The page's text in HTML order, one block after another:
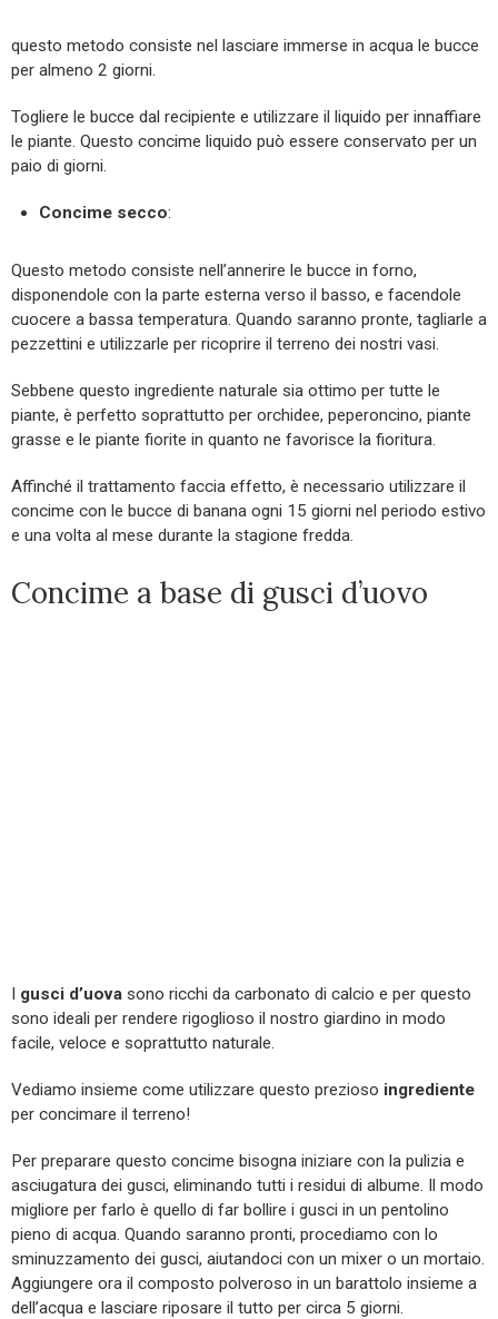
questo metodo consiste nel lasciare immerse in acqua le bucce
per almeno 2 giorni.
Togliere le bucce dal recipiente e utilizzare il liquido per innaffiare
le piante. Questo concime liquido può essere conservato per un
paio di giorni.
Concime secco:
Questo metodo consiste nell’annerire le bucce in forno,
disponendole con la parte esterna verso il basso, e facendole
cuocere a bassa temperatura. Quando saranno pronte, tagliarle a
pezzettini e utilizzarle per ricoprire il terreno dei nostri vasi.
Sebbene questo ingrediente naturale sia ottimo per tutte le
piante, è perfetto soprattutto per orchidee, peperoncino, piante
grasse e le piante fiorite in quanto ne favorisce la fioritura.
Affinché il trattamento faccia effetto, è necessario utilizzare il
concime con le bucce di banana ogni 15 giorni nel periodo estivo
e una volta al mese durante la stagione fredda.
Concime a base di gusci d’uovo
I gusci d’uova sono ricchi da carbonato di calcio e per questo
sono ideali per rendere rigoglioso il nostro giardino in modo
facile, veloce e soprattutto naturale.
Vediamo insieme come utilizzare questo prezioso ingrediente
per concimare il terreno!
Per preparare questo concime bisogna iniziare con la pulizia e
asciugatura dei gusci, eliminando tutti i residui di albume. Il modo
migliore per farlo è quello di far bollire i gusci in un pentolino
pieno di acqua. Quando saranno pronti, procediamo con lo
sminuzzamento dei gusci, aiutandoci con un mixer o un mortaio.
Aggiungere ora il composto polveroso in un barattolo insieme a
dell’acqua e lasciare riposare il tutto per circa 5 giorni.